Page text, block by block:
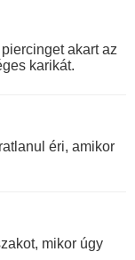
akart az
karikát.
éri, amikor
mikor úgy